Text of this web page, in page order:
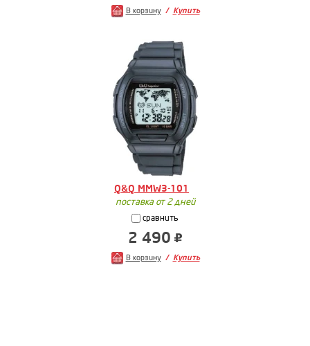
В корзину Купить
Q&Q MMW3-101
поставка от 2 дней
сравнить
2 490
В корзину Купить